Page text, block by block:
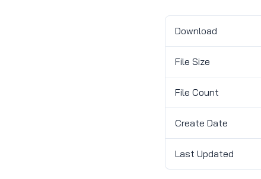
Download
File Size
File Count
Create Date
Last Updated